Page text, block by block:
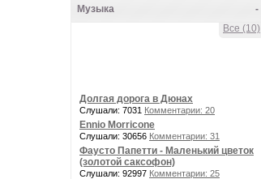
-
Музыка
Все (10)
Долгая дорога в Дюнах
Слушали: 7031 Комментарии: 20
Ennio Morricone
Слушали: 30656 Комментарии: 31
Фаусто Папетти - Маленький цветок
(золотой саксофон)
Слушали: 92997 Комментарии: 25